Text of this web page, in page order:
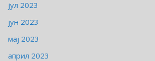
јул 2023
јун 2023
мај 2023
април 2023